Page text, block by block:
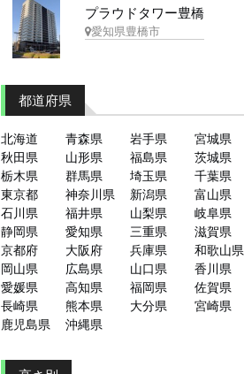
プラウドタワー豊橋
愛知県豊橋市
都道府県
北海道 青森県 岩手県
宮城県
秋田県
山形県 福島県
茨城県
栃木県
群馬県 埼玉県
千葉県
東京都
神奈川県 新潟県
富山県
石川県
福井県 山梨県
岐阜県
静岡県
愛知県 三重県
滋賀県
京都府
大阪府 兵庫県
和歌山県
岡山県
広島県 山口県
香川県
愛媛県
高知県 福岡県
佐賀県
長崎県
熊本県 大分県
宮崎県
鹿児島県
沖縄県